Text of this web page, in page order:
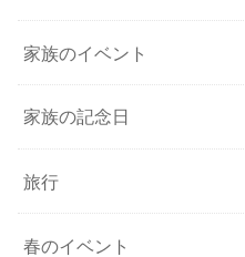
家族のイベント
家族の記念日
旅行
春のイベント